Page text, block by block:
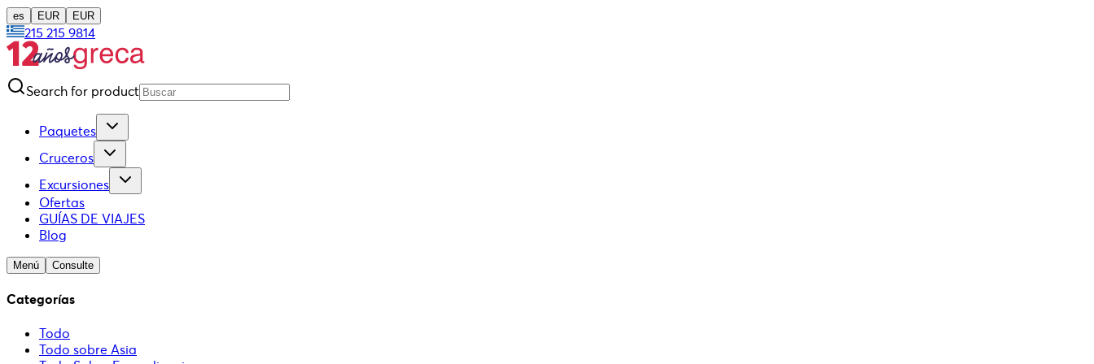
es EUR EUR
215 215 9814
Search for product
Paquetes
Cruceros
Excursiones
Ofertas
GUÍAS DE VIAJES
Blog
Menú Consulte
Categorías
Todo
Todo sobre Asia